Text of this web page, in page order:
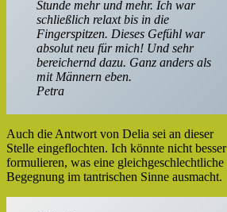
Stunde mehr und mehr. Ich war
schließlich relaxt bis in die
Fingerspitzen. Dieses Gefühl war
absolut neu für mich! Und sehr
bereichernd dazu. Ganz anders als
mit Männern eben.
Petra
Auch die Antwort von Delia sei an dieser
Stelle eingeflochten. Ich könnte nicht besser
formulieren, was eine gleichgeschlechtliche
Begegnung im tantrischen Sinne ausmacht.